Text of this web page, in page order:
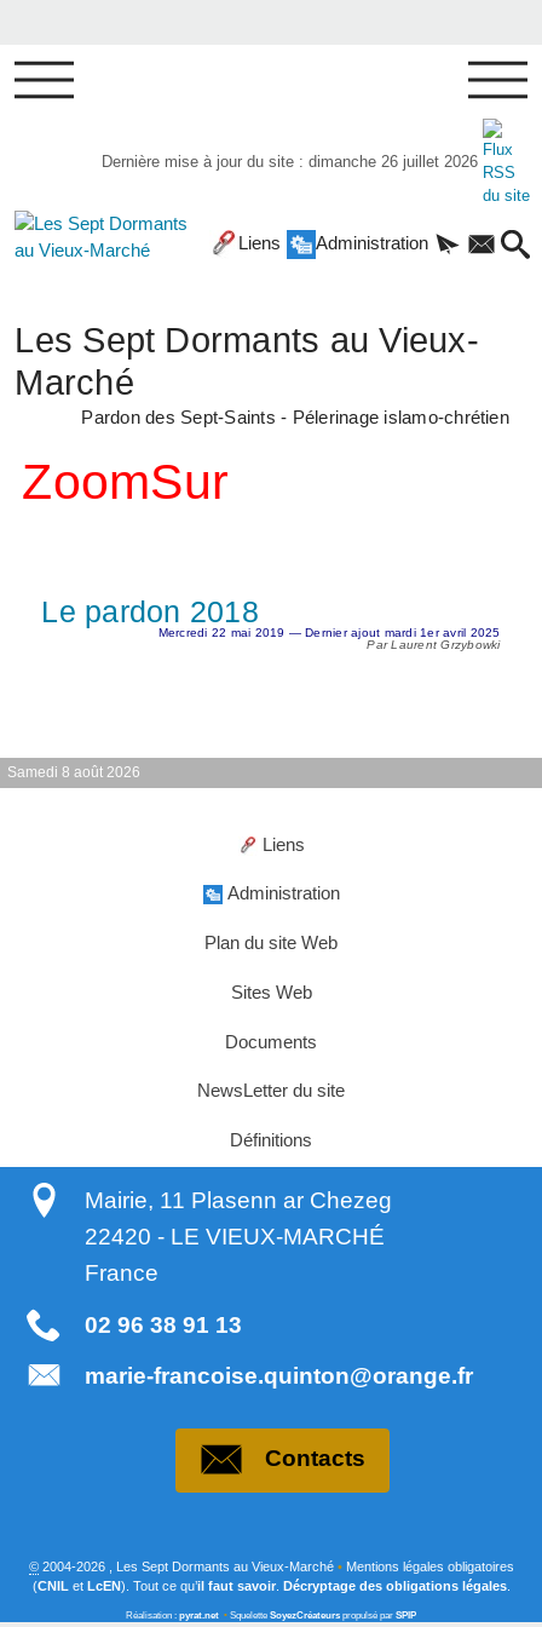
Dernière mise à jour du site : dimanche 26 juillet 2026
Liens Administration
Les Sept Dormants au Vieux-
Marché
Pardon des Sept-Saints - Pélerinage islamo-chrétien
ZoomSur
Le pardon 2018
Mercredi 22 mai 2019 — Dernier ajout mardi 1er avril 2025
Par Laurent Grzybowki
Samedi 8 août 2026
Liens
Administration
Plan du site Web
Sites Web
Documents
NewsLetter du site
Définitions
Mairie, 11 Plasenn ar Chezeg
22420 - LE VIEUX-MARCHÉ
France
02 96 38 91 13
marie-francoise.quinton@orange.fr
Contacts
©2004-2026 , Les Sept Dormants au Vieux-Marché •Mentions légales obligatoires
(CNIL et LcEN). Tout ce qu’il faut savoir. Décryptage des obligations légales.
Réalisation : pyrat.net • Squelette SoyezCréateurs propulsé par SPIP